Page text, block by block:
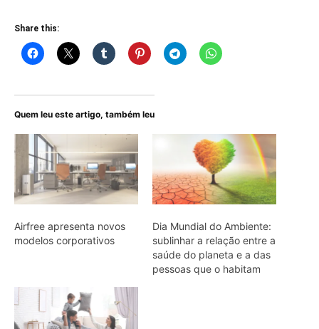
Share this:
Quem leu este artigo, também leu
Airfree apresenta novos
modelos corporativos
Dia Mundial do Ambiente:
sublinhar a relação entre a
saúde do planeta e a das
pessoas que o habitam